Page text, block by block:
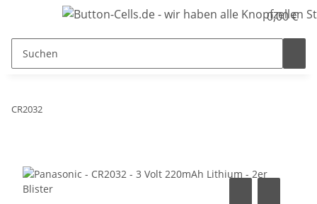
0,00 €
CR2032